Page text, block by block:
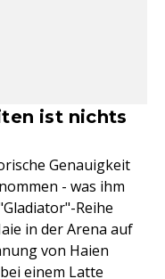
ist nichts
Genauigkeit
- was ihm
Reihe
in der Arena auf
von Haien
einem Latte